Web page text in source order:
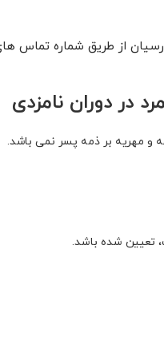
از طریق شماره تماس
در دوران نامزدی
و مهریه بر ذمه پسر نمی‌ باشد.
تعیین شده باشد.